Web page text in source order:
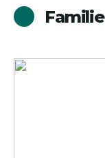
Familie